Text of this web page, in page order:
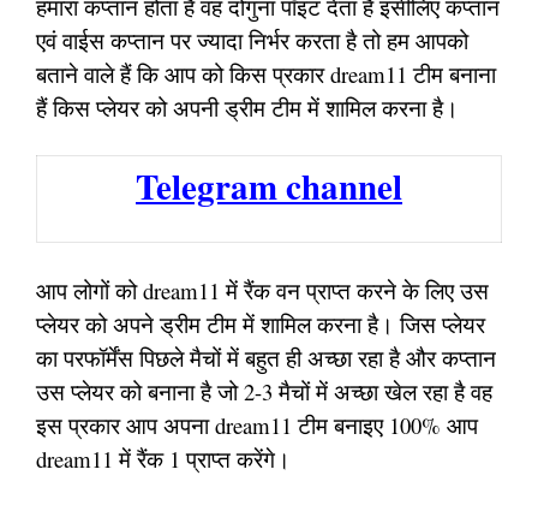
हमारा कप्तान होता है वह दोगुना पॉइंट देता है इसीलिए कप्तान
एवं वाईस कप्तान पर ज्यादा निर्भर करता है तो हम आपको
बताने वाले हैं कि आप को किस प्रकार dream11 टीम बनाना
हैं किस प्लेयर को अपनी ड्रीम टीम में शामिल करना है।
Telegram channel
आप लोगों को dream11 में रैंक वन प्राप्त करने के लिए उस
प्लेयर को अपने ड्रीम टीम में शामिल करना है। जिस प्लेयर
का परफॉर्मेंस पिछले मैचों में बहुत ही अच्छा रहा है और कप्तान
उस प्लेयर को बनाना है जो 2-3 मैचों में अच्छा खेल रहा है वह
इस प्रकार आप अपना dream11 टीम बनाइए 100% आप
dream11 में रैंक 1 प्राप्त करेंगे।